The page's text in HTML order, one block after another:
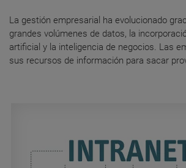
La gestión empresarial ha evolucionado
grandes volúmenes de datos, la
artificial y la inteligencia de negocios. Las
sus recursos de información para sacar